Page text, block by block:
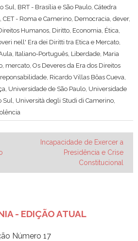
Sul, BRT - Brasília e São Paulo, Cátedra
, CET - Roma e Camerino, Democracia, dever,
Humanos, Diritto, Economia, Ética,
nell' Era dei Diritti tra Etica e Mercato,
, Italiano-Português, Liberdade, Maria
, mercato, Os Deveres da Era dos Direitos
reponsabilidade, Ricardo Villas Bôas Cueva,
, Universidade de São Paulo, Universidade
Sul, Università degli Studi di Camerino,
Incapacidade de Exercer a
Presidência e Crise
Constitucional
- EDIÇÃO ATUAL
Número 17